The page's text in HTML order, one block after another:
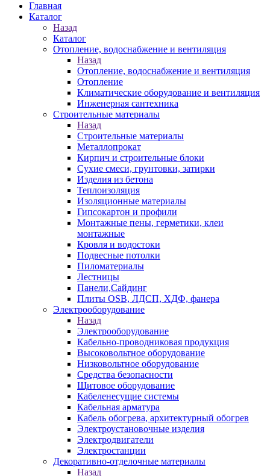
Главная
Каталог
Назад
Каталог
Отопление, водоснабжение и вентиляция
Назад
Отопление, водоснабжение и вентиляция
Отопление
Климатические оборудование и вентиляция
Инженерная сантехника
Строительные материалы
Назад
Строительные материалы
Металлопрокат
Кирпич и строительные блоки
Сухие смеси, грунтовки, затирки
Изделия из бетона
Теплоизоляция
Изоляционные материалы
Гипсокартон и профили
Монтажные пены, герметики, клеи
монтажные
Кровля и водостоки
Подвесные потолки
Пиломатериалы
Лестницы
Панели,Сайдинг
Плиты OSB, ЛДСП, ХДФ, фанера
Электрооборудование
Назад
Электрооборудование
Кабельно-проводниковая продукция
Высоковольтное оборудование
Низковольтное оборудование
Средства безопасности
Щитовое оборудование
Кабеленесущие системы
Кабельная арматура
Кабель обогрева, архитектурный обогрев
Электроустановочные изделия
Электродвигатели
Электростанции
Декоративно-отделочные материалы
Назад